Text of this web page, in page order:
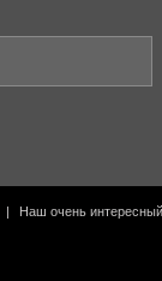
| Наш очень